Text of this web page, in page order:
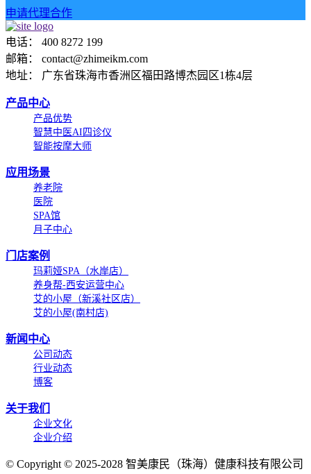
申请代理合作
电话： 400 8272 199
邮箱： contact@zhimeikm.com
地址： 广东省珠海市香洲区福田路博杰园区1栋4层
产品中心
产品优势
智慧中医AI四诊仪
智能按摩大师
应用场景
养老院
医院
SPA馆
月子中心
门店案例
玛莉娅SPA（水岸店）
养身帮-西安运营中心
艾的小屋（新溪社区店）
艾的小屋(南村店)
新闻中心
公司动态
行业动态
博客
关于我们
企业文化
企业介绍
© Copyright © 2025-2028 智美康民（珠海）健康科技有限公司